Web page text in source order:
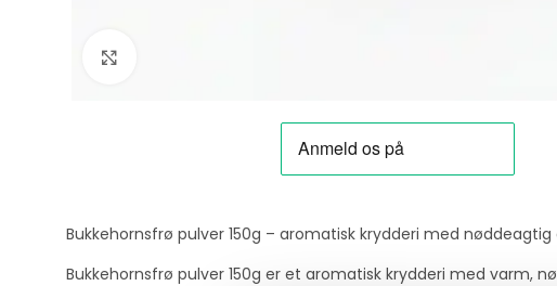
Bukkehornsfrø pulver 150g – aromatisk krydderi med
Bukkehornsfrø pulver 150g er et aromatisk krydderi med varm,